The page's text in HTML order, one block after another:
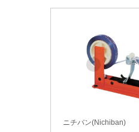
ニチバン(Nichiban)